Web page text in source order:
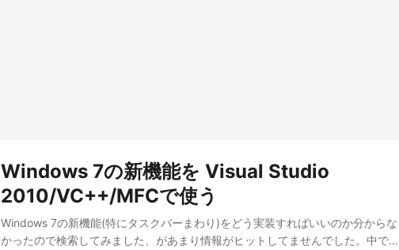
Windows 7の新機能を Visual Studio
2010/VC++/MFCで使う
Windows 7の新機能(特にタスクバーまわり)をどう実装すればいいのか分からな
かったので検索してみました、があまり情報がヒットしてませんでした。中で一